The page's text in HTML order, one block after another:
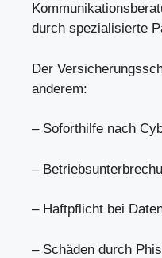
durch spezialisierte
Der
anderem:
– Soforthilfe nach
–
– Haftpflicht bei
– Schäden durch